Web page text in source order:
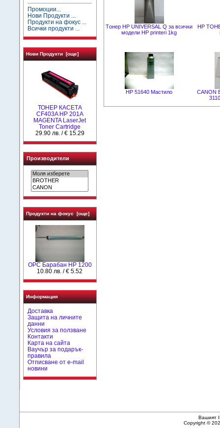
Промоции...
Нови Продукти ...
Продукти на фокус ...
Всички продукти ...
Нови Продукти [още]
ТОНЕР КАСЕТА
CF403A HP 201A
MAGENTA LaserJet
Toner Cartridge
29.90 лв. / € 15.29
Производители
Продукти на фокус [още]
OPC Барабан HP 1200
10.80 лв. / € 5.52
Информация
Доставка
Защита на личните
данни
Условия за ползване
Контакти
Карта на сайта
Ваучър за подарък-
правила
Отписване от e-mail
новини
Tонер HP UNIVERSAL Q за всички
модели HP printeri 1kg
НР
HP 51640 Mастило
CANON
Вашият
Copyright ©